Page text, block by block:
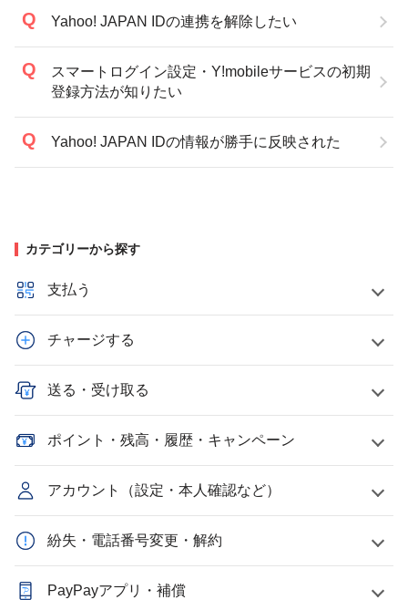
Yahoo! JAPAN IDの連携を解除したい
スマートログイン設定・Y!mobileサービスの初期
登録方法が知りたい
Yahoo! JAPAN IDの情報が勝手に反映された
カテゴリーから探す
支払う
チャージする
送る・受け取る
ポイント・残高・履歴・キャンペーン
アカウント（設定・本人確認など）
紛失・電話番号変更・解約
PayPayアプリ・補償